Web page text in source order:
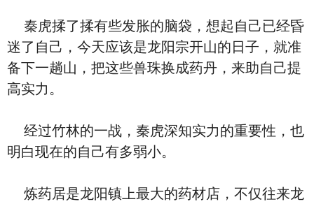
秦虎揉了揉有些发胀的脑袋，想起自己已经昏
迷了自己，今天应该是龙阳宗开山的日子，就准
备下一趟山，把这些兽珠换成药丹，来助自己提
高实力。
经过竹林的一战，秦虎深知实力的重要性，也
明白现在的自己有多弱小。
炼药居是龙阳镇上最大的药材店，不仅往来龙